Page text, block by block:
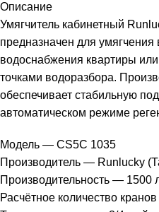
Описание
Умягчитель кабинетный
предназначен для
водоснабжения квартиры
точками водоразбора.
обеспечивает стабильную
автоматическом режиме
Модель — CS5C 1035
Производитель — Runlucky
Производительность — 1500
Расчётное количество